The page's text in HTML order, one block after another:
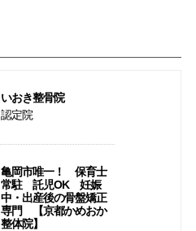
いおき整骨院
認定院
亀岡市唯一！ 保育士
常駐 託児OK 妊娠
中・出産後の骨盤矯正
専門 【京都かめおか
整体院】